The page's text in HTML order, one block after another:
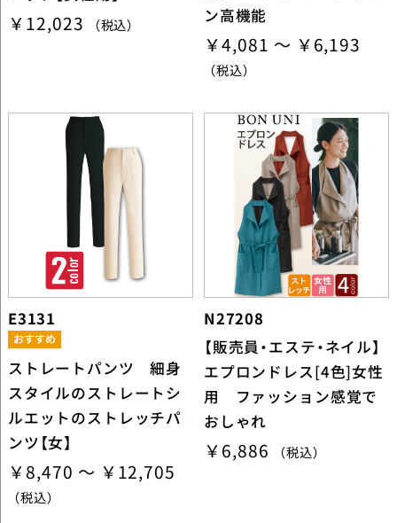
￥12,023 （税込）
ン高機能
￥4,081 ～ ￥6,193
（税込）
E3131
ストレートパンツ 細身
スタイルのストレートシ
ルエットのストレッチパ
ンツ【女】
￥8,470 ～ ￥12,705
（税込）
N27208
【販売員・エステ・ネイル】
エプロンドレス[4色]女性
用 ファッション感覚で
おしゃれ
￥6,886 （税込）